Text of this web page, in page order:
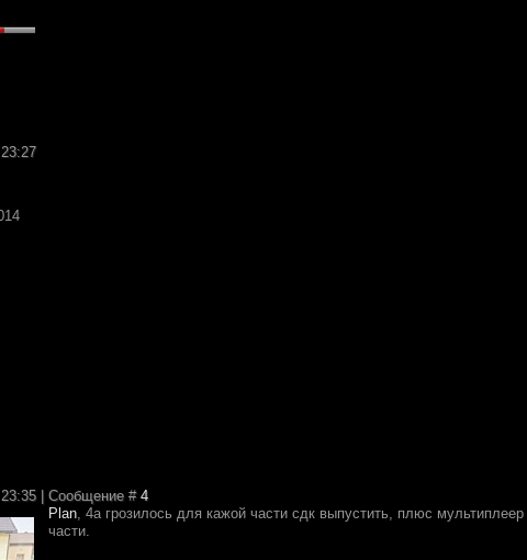
23:35 | Сообщение #4
Plan, 4а грозилось для кажой части сдк выпустить, плюс
части.